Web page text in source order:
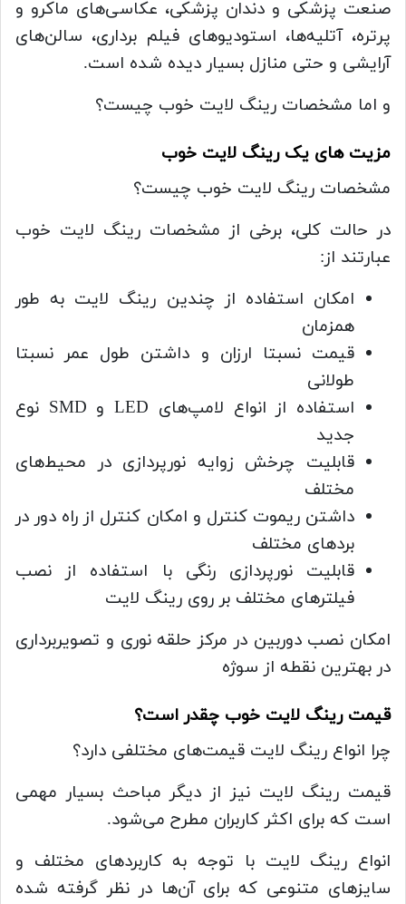
صنعت پزشکی و دندان پزشکی، عکاسی‌های ماکرو و
پرتره، آتلیه‌ها، استودیوهای فیلم برداری، سالن‌های
آرایشی و حتی منازل بسیار دیده شده است.
و اما مشخصات رینگ لایت خوب چیست؟
مزیت های یک رینگ لایت خوب
مشخصات رینگ لایت خوب چیست؟
در حالت کلی، برخی از مشخصات رینگ لایت خوب
عبارتند از:
امکان استفاده از چندین رینگ لایت به طور
همزمان
قیمت نسبتا ارزان و داشتن طول عمر نسبتا
طولانی
استفاده از انواع لامپ‌های LED و SMD نوع
جدید
قابلیت چرخش زوایه نورپردازی در محیط‌های
مختلف
داشتن ریموت کنترل و امکان کنترل از راه دور در
بردهای مختلف
قابلیت نورپردازی‌ رنگی با استفاده از نصب
فیلترهای مختلف بر روی رینگ لایت
امکان نصب دوربین در مرکز حلقه نوری و تصویربرداری
در بهترین نقطه از سوژه
قیمت رینگ لایت خوب چقدر است؟
چرا انواع رینگ لایت قیمت‌های مختلفی دارد؟
قیمت رینگ لایت نیز از دیگر مباحث بسیار مهمی
است که برای اکثر کاربران مطرح می‌شود.
انواع رینگ لایت با توجه به کاربردهای مختلف و
سایزهای متنوعی که برای آن‌ها در نظر گرفته شده